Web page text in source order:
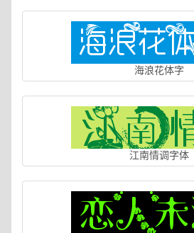
海浪花体字
江南情调字体